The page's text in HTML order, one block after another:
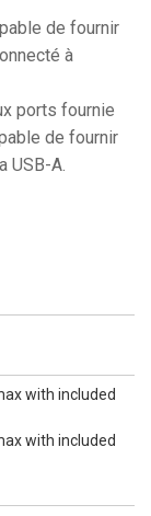
de fournir
à
ports fournie
de fournir
USB-A.
with included
with included